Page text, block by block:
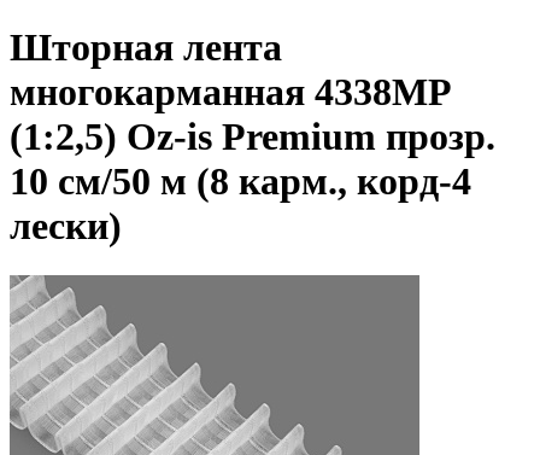
Шторная лента
многокарманная 4338MP
(1:2,5) Oz-is Premium прозр.
10 см/50 м (8 карм., корд-4
лески)